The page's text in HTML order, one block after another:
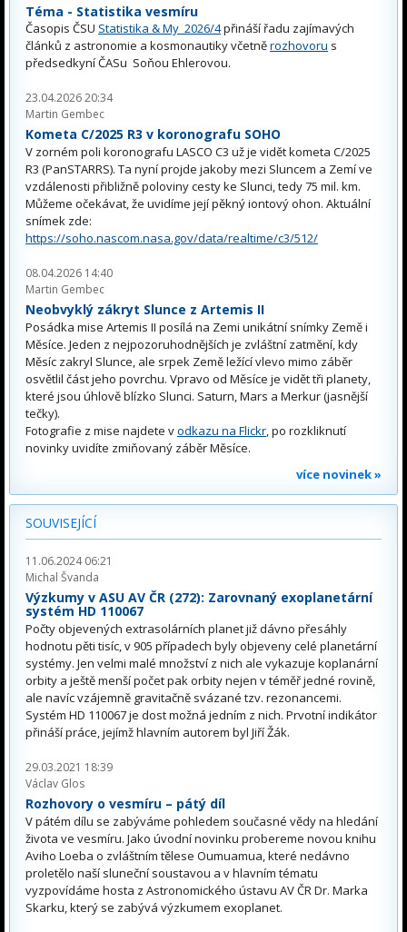
Téma - Statistika vesmíru
Časopis ČSU Statistika & My 2026/4přináší řadu zajímavých
článků z astronomie a kosmonautiky včetněrozhovoru s
předsedkyní ČASu Soňou Ehlerovou.
23.04.2026 20:34
Martin Gembec
Kometa C/2025 R3 v koronografu SOHO
V zorném poli koronografu LASCO C3 už je vidět kometa C/2025
R3 (PanSTARRS). Ta nyní projde jakoby mezi Sluncem a Zemí ve
vzdálenosti přibližně poloviny cesty ke Slunci, tedy 75 mil. km.
Můžeme očekávat, že uvidíme její pěkný iontový ohon. Aktuální
snímek zde:
https://soho.nascom.nasa.gov/data/realtime/c3/512/
08.04.2026 14:40
Martin Gembec
Neobvyklý zákryt Slunce z Artemis II
Posádka mise Artemis II posílá na Zemi unikátní snímky Země i
Měsíce. Jeden z nejpozoruhodnějších je zvláštní zatmění, kdy
Měsíc zakryl Slunce, ale srpek Země ležící vlevo mimo záběr
osvětlil část jeho povrchu. Vpravo od Měsíce je vidět tři planety,
které jsou úhlově blízko Slunci. Saturn, Mars a Merkur (jasnější
tečky).
Fotografie z mise najdete vodkazu na Flickr, po rozkliknutí
novinky uvidíte zmiňovaný záběr Měsíce.
více novinek »
SOUVISEJÍCÍ
11.06.2024 06:21
Michal Švanda
Výzkumy v ASU AV ČR (272): Zarovnaný exoplanetární
systém HD 110067
Počty objevených extrasolárních planet již dávno přesáhly
hodnotu pěti tisíc, v 905 případech byly objeveny celé planetární
systémy. Jen velmi malé množství z nich ale vykazuje koplanární
orbity a ještě menší počet pak orbity nejen v téměř jedné rovině,
ale navíc vzájemně gravitačně svázané tzv. rezonancemi.
Systém HD 110067 je dost možná jedním z nich. Prvotní indikátor
přináší práce, jejímž hlavním autorem byl Jiří Žák.
29.03.2021 18:39
Václav Glos
Rozhovory o vesmíru – pátý díl
V pátém dílu se zabýváme pohledem současné vědy na hledání
života ve vesmíru. Jako úvodní novinku probereme novou knihu
Aviho Loeba o zvláštním tělese Oumuamua, které nedávno
proletělo naší sluneční soustavou a v hlavním tématu
vyzpovídáme hosta z Astronomického ústavu AV ČR Dr. Marka
Skarku, který se zabývá výzkumem exoplanet.